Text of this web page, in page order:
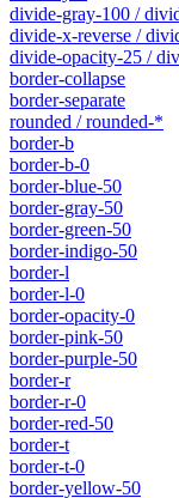
divide-gray-100 /
divide-x-reverse /
divide-opacity-25 /
border-collapse
border-separate
rounded / rounded-*
border-b
border-b-0
border-blue-50
border-gray-50
border-green-50
border-indigo-50
border-l
border-l-0
border-opacity-0
border-pink-50
border-purple-50
border-r
border-r-0
border-red-50
border-t
border-t-0
border-yellow-50